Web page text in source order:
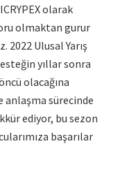
olarak
olmaktan gurur
2022 Ulusal Yarış
yıllar sonra
olacağına
anlaşma sürecinde
ediyor, bu sezon
başarılar